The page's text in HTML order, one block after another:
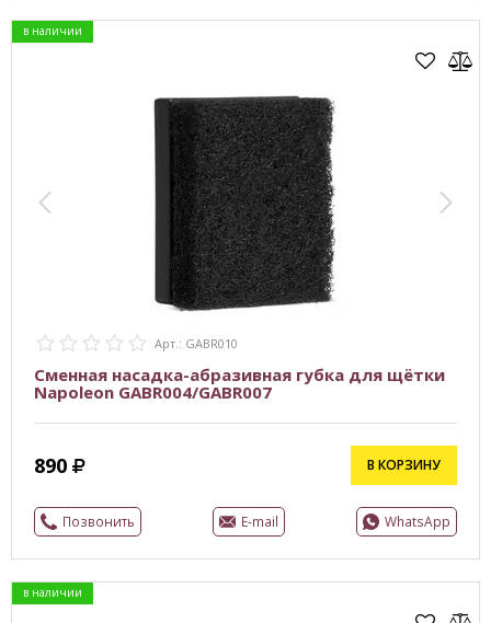
в наличии
Арт.: GABR010
Сменная насадка-абразивная губка для щётки
Napoleon GABR004/GABR007
890 В КОРЗИНУ
Позвонить E-mail WhatsApp
в наличии